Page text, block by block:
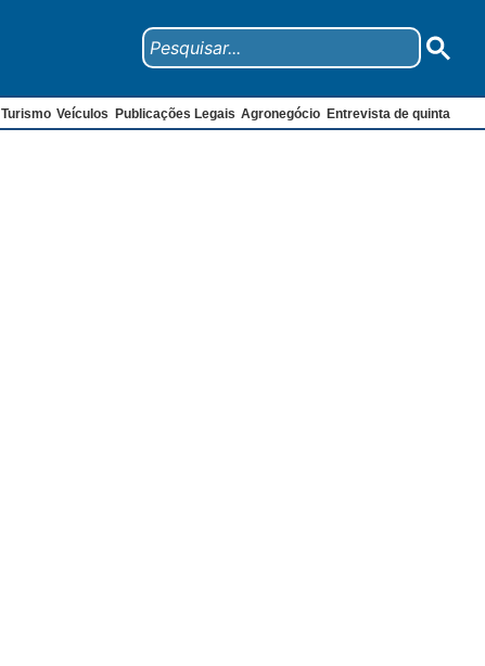
Turismo Veículos Publicações Legais Agronegócio Entrevista de quinta